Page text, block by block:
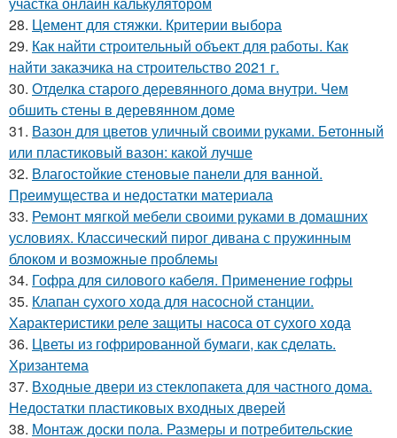
28. Цемент для стяжки. Критерии выбора
29. Как найти строительный объект для работы. Как
найти заказчика на строительство 2021 г.
30. Отделка старого деревянного дома внутри. Чем
обшить стены в деревянном доме
31. Вазон для цветов уличный своими руками. Бетонный
или пластиковый вазон: какой лучше
32. Влагостойкие стеновые панели для ванной.
Преимущества и недостатки материала
33. Ремонт мягкой мебели своими руками в домашних
условиях. Классический пирог дивана с пружинным
блоком и возможные проблемы
34. Гофра для силового кабеля. Применение гофры
35. Клапан сухого хода для насосной станции.
Характеристики реле защиты насоса от сухого хода
36. Цветы из гофрированной бумаги, как сделать.
Хризантема
37. Входные двери из стеклопакета для частного дома.
Недостатки пластиковых входных дверей
38. Монтаж доски пола. Размеры и потребительские